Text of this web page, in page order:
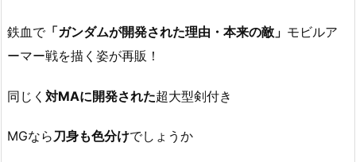
鉄血で「ガンダムが開発された理由・本来の敵」 モビルア
ーマー戦を描く姿が再販！
同じく 対MAに開発された超大型剣付き
MGなら刀身も色分けでしょうか